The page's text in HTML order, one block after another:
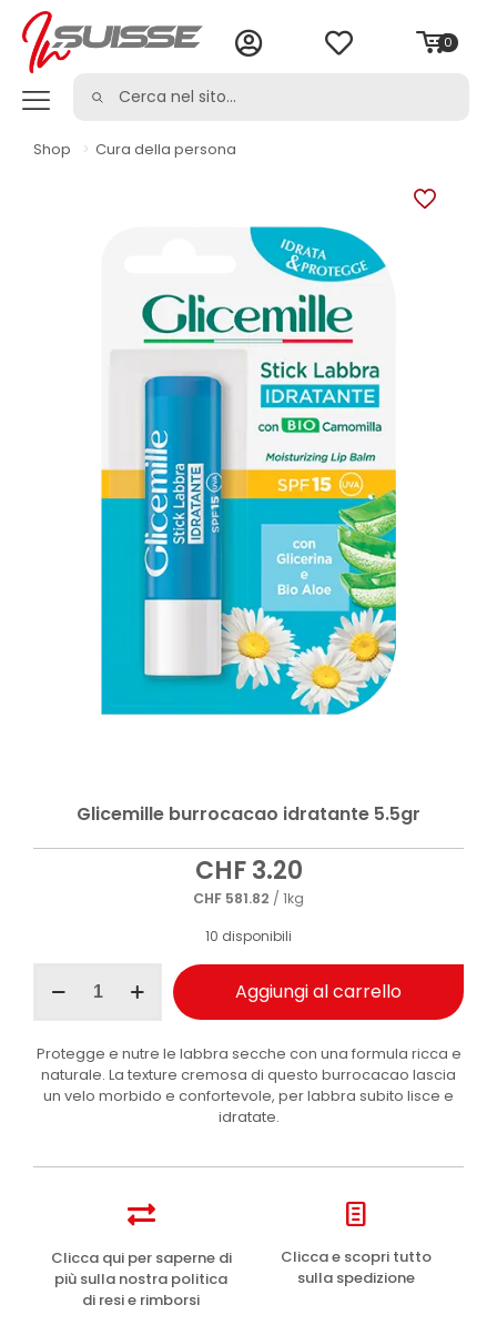
0
Shop > Cura della persona
Glicemille burrocacao idratante 5.5gr
CHF3.20
CHF 581.82 / 1kg
10 disponibili
burrocacao
quantità
Aggiungi al carrello
Protegge e nutre le labbra secche con una formula ricca e
naturale. La texture cremosa di questo burrocacao lascia
un velo morbido e confortevole, per labbra subito lisce e
idratate.
Clicca qui per saperne di
più sulla nostra politica
di resi e rimborsi
Clicca e scopri tutto
sulla spedizione